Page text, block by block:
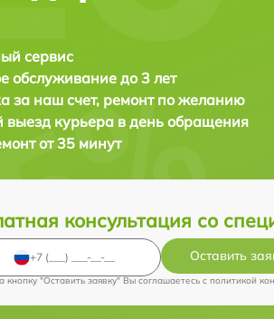
сервис
обслуживание до 3 лет
за наш счет, ремонт по желанию
выезд курьера в день обращения
от 35 минут
консультация со
Оставить
кнопку "Оставить заявку" Вы соглашаетесь c политикой